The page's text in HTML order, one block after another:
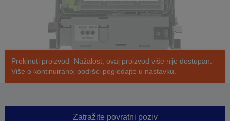
Prekinuti proizvod -Nažalost, ovaj proizvod više nije dostupan.
Više o kontinuiranoj podršci pogledajte u nastavku.
Zatražite povratni poziv